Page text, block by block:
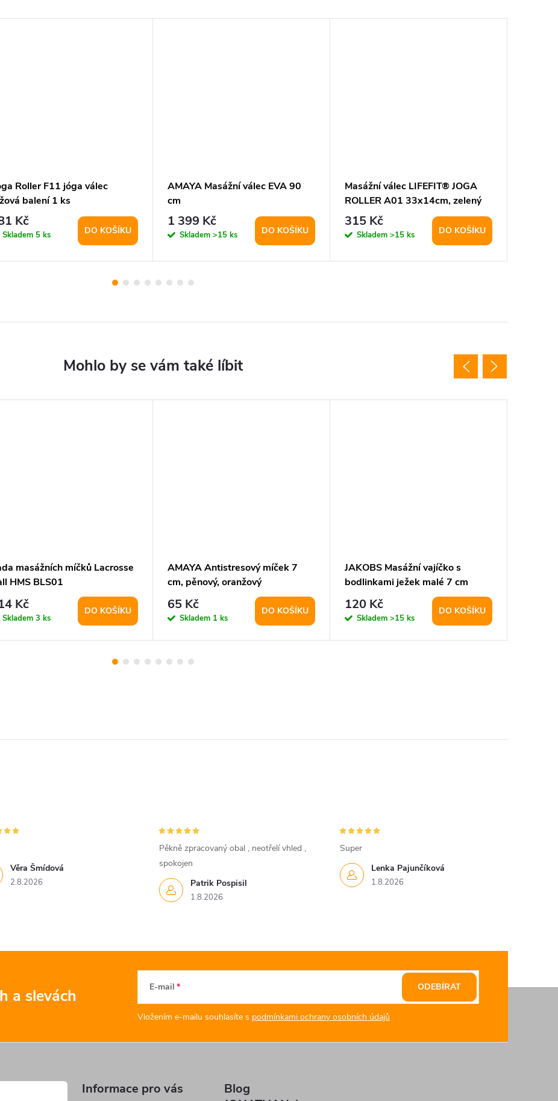
Roller F11 jóga válec
balení 1 ks
Kč
Skladem 5 ks DO KOŠÍKU
AMAYA Masážní válec EVA 90
cm
1 399 Kč
Skladem >15 ks DO KOŠÍKU
Masážní válec LIFEFIT® JOGA
ROLLER A01 33x14cm, zelený
315 Kč
Skladem >15 ks DO KOŠÍKU
masážních míčků Lacrosse
HMS BLS01
Kč
Skladem 3 ks
DO KOŠÍKU
AMAYA Antistresový míček 7
cm, pěnový, oranžový
65 Kč
Skladem 1 ks
DO KOŠÍKU
JAKOBS Masážní vajíčko s
bodlinkami ježek malé 7 cm
fialové
120 Kč
Skladem >15 ks
DO KOŠÍKU
Věra Šmídová
2.8.2026 Patrik Pospisil
1.8.2026
Pěkně zpracovaný obal , neotřelí vhled ,
spokojen
Lenka Pajunčíková
1.8.2026
Super
a slevách E-mail
Vložením e-mailu souhlasíte s podmínkami ochrany osobních údajů
ODEBÍRAT
Informace pro vás
Blog